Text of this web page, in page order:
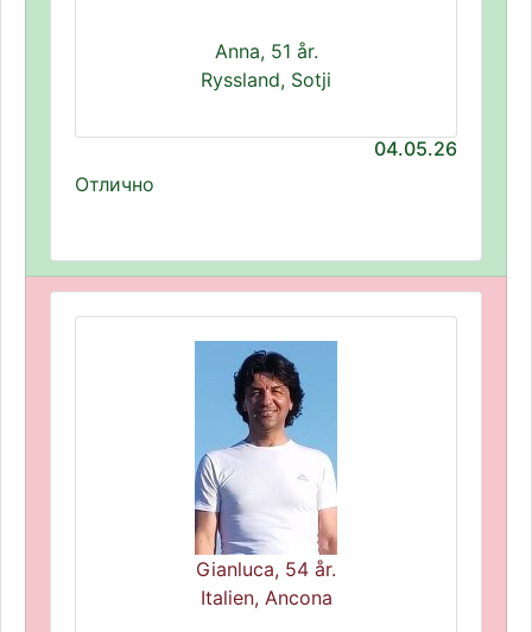
Anna, 51 år.
Ryssland, Sotji
04.05.26
Отлично
Gianluca, 54 år.
Italien, Ancona